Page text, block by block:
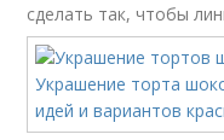
сделать так, чтобы